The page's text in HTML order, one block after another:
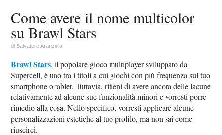
Come avere il nome multicolor
su Brawl Stars
diSalvatore Aranzulla
Brawl Stars, il popolare gioco multiplayer sviluppato da
Supercell, è uno tra i titoli a cui giochi con più frequenza sul tuo
smartphone o tablet. Tuttavia, ritieni di avere ancora delle lacune
relativamente ad alcune sue funzionalità minori e vorresti porre
rimedio alla cosa. Nello specifico, vorresti applicare alcune
personalizzazioni estetiche al tuo profilo, ma non sai come
riuscirci.